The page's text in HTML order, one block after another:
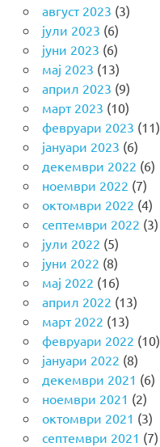
август 2023 (3)
јули 2023 (6)
јуни 2023 (6)
мај 2023 (13)
април 2023 (9)
март 2023 (10)
февруари 2023 (11)
јануари 2023 (6)
декември 2022 (6)
ноември 2022 (7)
октомври 2022 (4)
септември 2022 (3)
јули 2022 (5)
јуни 2022 (8)
мај 2022 (16)
април 2022 (13)
март 2022 (13)
февруари 2022 (10)
јануари 2022 (8)
декември 2021 (6)
ноември 2021 (2)
октомври 2021 (3)
септември 2021 (7)